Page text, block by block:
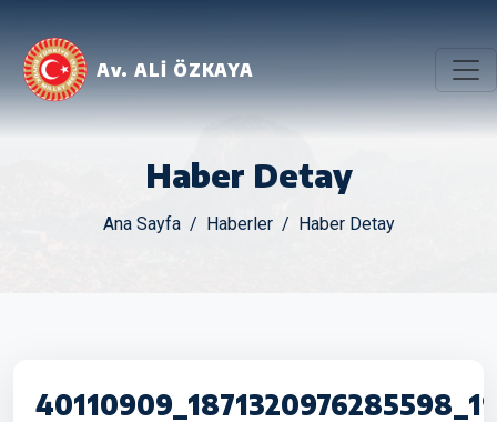
Av. ALİ ÖZKAYA
Haber Detay
Ana Sayfa Haberler Haber Detay